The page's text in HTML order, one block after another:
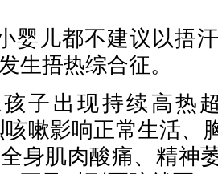
婴儿都不建议以捂
生捂热综合征。
子出现持续高热
嗽影响正常生活、
身肌肉酸痛、精神